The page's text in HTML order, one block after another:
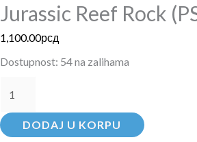
Jurassic Reef Rock
1,100.00рсд
Dostupnost: 54 na zalihama
DODAJ U KORPU